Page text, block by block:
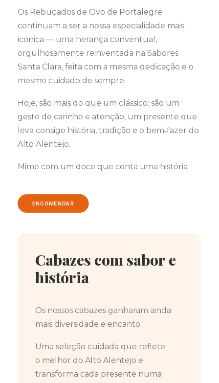
Os Rebuçados de Ovo de Portalegre
continuam a ser a nossa especialidade mais
icónica — uma herança conventual,
orgulhosamente reinventada na Sabores
Santa Clara, feita com a mesma dedicação e o
mesmo cuidado de sempre.
Hoje, são mais do que um clássico: são um
gesto de carinho e atenção, um presente que
leva consigo história, tradição e o bem‑fazer do
Alto Alentejo.
Mime com um doce que conta uma história
ENCOMENDAR
Cabazes com sabor e
história
Os nossos cabazes ganharam ainda
mais diversidade e encanto.
Uma seleção cuidada que reflete
o melhor do Alto Alentejo e
transforma cada presente numa